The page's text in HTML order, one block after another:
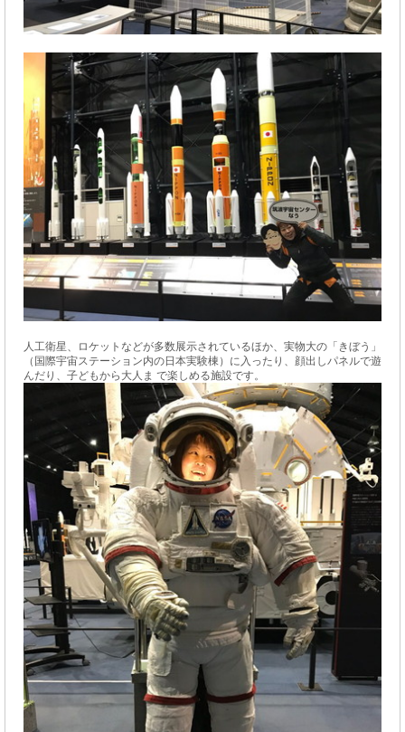
人工衛星、ロケットなどが多数展示されているほか、実物大の「きぼう」
（国際宇宙ステーション内の日本実験棟）に入ったり、顔出しパネルで遊
んだり、子どもから大人ま で楽しめる施設です。